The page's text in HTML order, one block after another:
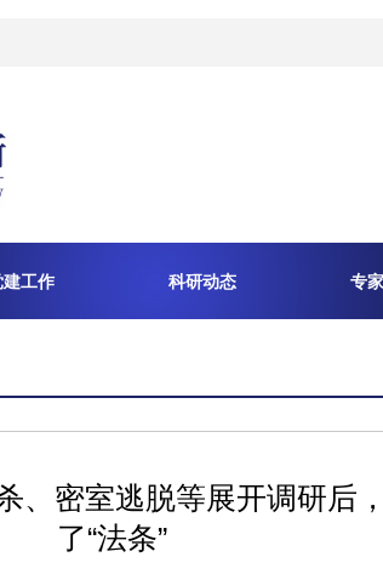
建工作 科研动态 专
、密室逃脱等展开调研后
了“法条”